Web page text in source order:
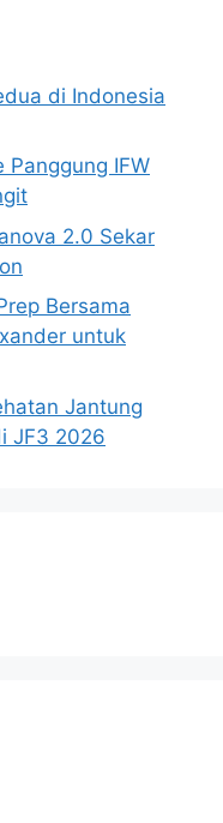
di Indonesia
Panggung IFW
2.0 Sekar
Bersama
untuk
Jantung
JF3 2026